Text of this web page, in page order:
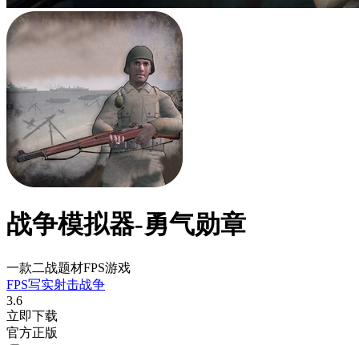
战争模拟器-勇气勋章
一款二战题材FPS游戏
FPS写实射击战争
3.6
立即下载
官方正版